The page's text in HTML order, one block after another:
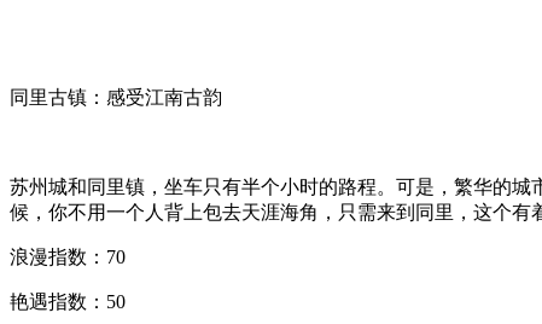
同里古镇：感受江南古韵
苏州城和同里镇，坐车只有半个小时的路程。可是，繁华的
候，你不用一个人背上包去天涯海角，只需来到同里，这个有
浪漫指数：70
艳遇指数：50